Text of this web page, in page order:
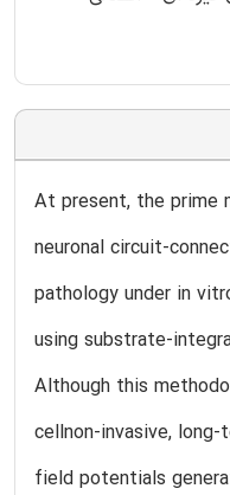
At present, the prime
neuronal circuit-
pathology under in
using substrate-
Although this
cellnon-invasive,
field potentials